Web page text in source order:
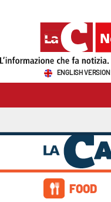
Sezioni
Attualità
ENGLISH VERSION
FOOD